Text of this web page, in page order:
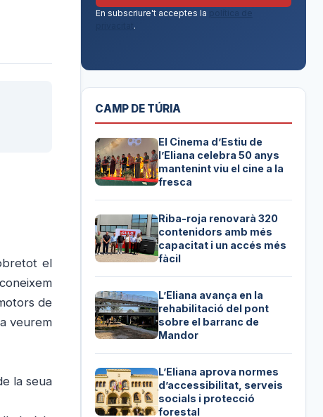
el
de
veurem
la seua
En subscriure't acceptes la
política de
.
CAMP DE TÚRIA
El Cinema d’Estiu de
l’Eliana celebra 50 anys
mantenint viu el cine a la
fresca
Riba-roja renovarà 320
contenidors amb més
capacitat i un accés més
fàcil
L’Eliana avança en la
rehabilitació del pont
sobre el barranc de
Mandor
L’Eliana aprova normes
d’accessibilitat, serveis
socials i protecció
forestal